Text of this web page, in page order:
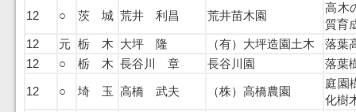
12 ○ 茨 城 荒井 利昌 荒井苗木園
高木
質育
12
元 栃 木 大坪 隆 （有）大坪造園土木
落葉
12
○ 栃 木 長谷川 章 長谷川園 落葉
12 ○ 埼 玉 高橋 武夫 （株）高橋農園
庭園
化樹